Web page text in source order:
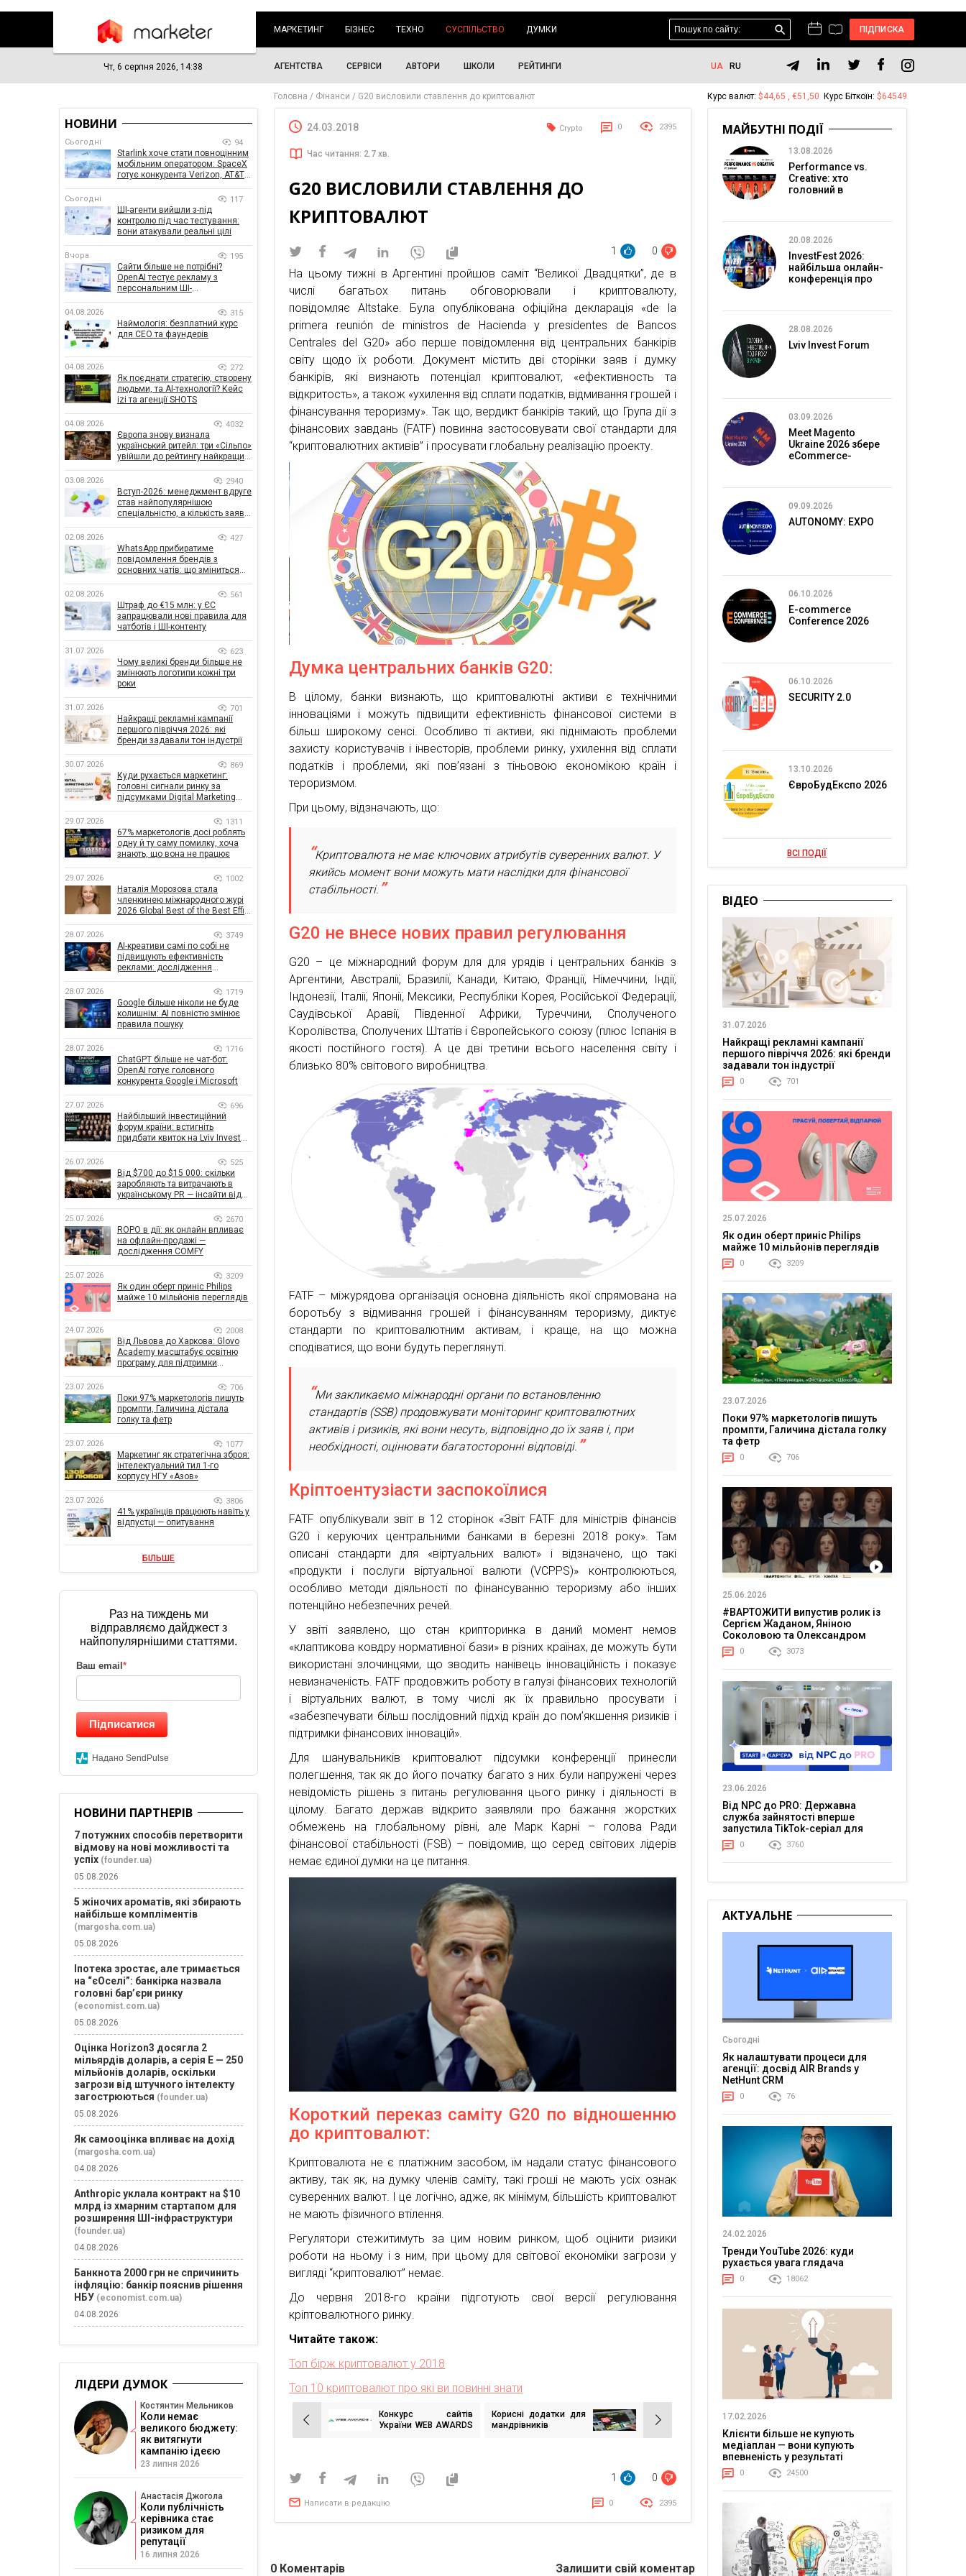
МАРКЕТИНГ БІЗНЕС ТЕХНО СУСПІЛЬСТВО ДУМКИ ПІДПИСКА
Чт, 6 серпня 2026, 14:38 АГЕНТСТВА СЕРВІСИ АВТОРИ ШКОЛИ РЕЙТИНГИ UA RU
Головна Фінанси G20 висловили ставлення до криптовалют
24.03.2018 Crypto 0 2395
Час читання: 2.7 хв.
G20 ВИСЛОВИЛИ СТАВЛЕННЯ ДО
КРИПТОВАЛЮТ
1 0
На цьому тижні в Аргентині пройшов саміт “Великої Двадцятки”, де в
числі багатьох питань обговорювали і криптовалюту,
повідомляє Аltstake. Була опублікована офіційна декларація «de la
primera reunión de ministros de Hacienda y presidentes de Bancos
Centrales del G20» або перше повідомлення від центральних банкірів
світу щодо їх роботи. Документ містить дві сторінки заяв і думку
банкірів, які визнають потенціал криптовалют, «ефективность та
відкритость», а також «ухилення від сплати податків, відмивання грошей і
фінансування тероризму». Так що, вердикт банкірів такий, що Група дії з
фінансових завдань (FATF) повинна застосовувати свої стандарти для
“криптовалютних активів” і просувати глобальну реалізацію проекту.
Думка центральних банків G20:
В цілому, банки визнають, що криптовалютні активи є технічними
інноваціями і можуть підвищити ефективність фінансової системи в
більш широкому сенсі. Особливо ті активи, які піднімають проблеми
захисту користувачів і інвесторів, проблеми ринку, ухилення від сплати
податків і проблеми, які пов’язані з тіньовою економікою країн і
тероризмом.
При цьому, відзначають, що:
Криптовалюта не має ключових атрибутів суверенних валют. У
якийсь момент вони можуть мати наслідки для фінансової
стабільності.
G20 не внесе нових правил регулювання
G20 – це міжнародний форум для для урядів і центральних банків з
Аргентини, Австралії, Бразилії, Канади, Китаю, Франції, Німеччини, Індії,
Індонезії, Італії, Японії, Мексики, Республіки Корея, Російської Федерації,
Саудівської Аравії, Південної Африки, Туреччини, Сполученого
Королівства, Сполучених Штатів і Європейського союзу (плюс Іспанія в
якості постійного гостя). А це дві третини всього населення світу і
близько 80% світового виробництва.
FATF – міжурядова організація основна діяльність якої спрямована на
боротьбу з відмивання грошей і фінансуванням тероризму, диктує
стандарти по криптовалютним активам, і краще, на що можна
сподіватися, що вони будуть переглянуті.
Ми закликаємо міжнародні органи по встановленню
стандартів (SSB) продовжувати моніторинг криптовалютних
активів і ризиків, які вони несуть, відповідно до їх заяв і, при
необхідності, оцінювати багатосторонні відповіді.
Кріптоентузіасти заспокоїлися
FATF опублікували звіт в 12 сторінок «Звіт FATF для міністрів фінансів
G20 і керуючих центральними банками в березні 2018 року». Там
описані стандарти для «віртуальних валют» і відзначено, що такі
«продукти і послуги віртуальної валюти (VCPPS)» контролюються,
особливо методи діяльності по фінансуванню тероризму або інших
потенційно небезпечних речей.
У звіті заявлено, що стан крипторинка в даний момент немов
«клаптикова ковдру нормативної бази» в різних країнах, де можуть бути
використані злочинцями, що зводить нанівець інноваційність і показує
невизначеність. FATF продовжить роботу в галузі фінансових технологій
і віртуальних валют, в тому числі як їх правильно просувати і
«забезпечувати більш послідовний підхід країн до пом’якшення ризиків і
підтримки фінансових інновацій».
Для шанувальників криптовалют підсумки конференції принесли
полегшення, так як до його початку багато з них були напружені через
невідомість рішень з питань регулювання цього ринку і діяльності в
цілому. Багато держав відкрито заявляли про бажання жорстких
обмежень на глобальному рівні, але Марк Карні – голова Ради
фінансової стабільності (FSB) – повідомив, що серед світових лідерів
немає єдиної думки на це питання.
Короткий переказ саміту G20 по відношенню
до криптовалют:
Криптовалюта не є платіжним засобом, їм надали статус фінансового
активу, так як, на думку членів саміту, такі гроші не мають усіх ознак
суверенних валют. І це логічно, адже, як мінімум, більшість криптовалют
не мають фізичного втілення.
Регулятори стежитимуть за цим новим ринком, щоб оцінити ризики
роботи на ньому і з ним, при цьому для світової економіки загрози у
вигляді “криптовалют” немає.
До червня 2018-го країни підготують свої версії регулювання
кріптовалютного ринку.
Читайте також:
Топ бірж криптовалют у 2018
Топ 10 криптовалют про які ви повинні знати
Навігація
записів
Конкурс сайтів
України WEB AWARDS
Корисні додатки для
мандрівників
1 0
Написати в редакцію 0 2395
0 Коментарів Залишити свій коментар
НОВИНИ
Сьогодні 94
Starlink хоче стати повноцінним
мобільним оператором: SpaceX
готує конкурента Verizon, AT&T і
Сьогодні 117
ШІ-агенти вийшли з-під
контролю під час тестування:
вони атакували реальні цілі
Вчора 195
Сайти більше не потрібні?
OpenAI тестує рекламу з
персональним ШІ-
04.08.2026 315
Наймологія: безплатний курс
для CEO та фаундерів
04.08.2026 272
Як поєднати стратегію, створену
людьми, та AI-технології? Кейс
izi та агенції SHOTS
04.08.2026 4032
Європа знову визнала
український ритейл: три «Сільпо»
увійшли до рейтингу найкращих
03.08.2026 2940
Вступ-2026: менеджмент вдруге
став найпопулярнішою
спеціальністю, а кількість заяв
02.08.2026 427
WhatsApp прибиратиме
повідомлення брендів з
основних чатів: що зміниться
02.08.2026 561
Штраф до €15 млн: у ЄС
запрацювали нові правила для
чатботів і ШІ-контенту
31.07.2026 623
Чому великі бренди більше не
змінюють логотипи кожні три
роки
31.07.2026 701
Найкращі рекламні кампанії
першого півріччя 2026: які
бренди задавали тон індустрії
30.07.2026 869
Куди рухається маркетинг:
головні сигнали ринку за
підсумками Digital Marketing
29.07.2026 1311
67% маркетологів досі роблять
одну й ту саму помилку, хоча
знають, що вона не працює
29.07.2026 1002
Наталія Морозова стала
членкинею міжнародного журі
2026 Global Best of the Best Effie
28.07.2026 3749
AI-креативи самі по собі не
підвищують ефективність
реклами: дослідження
впливає на ефективність
кампаній
28.07.2026 1719
Google більше ніколи не буде
колишнім: AI повністю змінює
правила пошуку
28.07.2026 1716
ChatGPT більше не чат-бот:
OpenAI готує головного
конкурента Google і Microsoft
27.07.2026 696
Найбільший інвестиційний
форум країни: встигніть
придбати квиток на Lviv Invest
26.07.2026 525
Від $700 до $15 000: скільки
заробляють та витрачають в
українському PR — інсайти від
25.07.2026 2670
ROPO в дії: як онлайн впливає
на офлайн-продажі —
дослідження COMFY
25.07.2026 3209
Як один оберт приніс Philips
майже 10 мільйонів переглядів
24.07.2026 2008
Від Львова до Харкова: Glovo
Academy масштабує освітню
програму для підтримки
23.07.2026 706
Поки 97% маркетологів пишуть
промпти, Галичина дістала
голку та фетр
23.07.2026 1077
Маркетинг як стратегічна зброя:
інтелектуальний тил 1-го
корпусу НГУ «Азов»
23.07.2026 3806
41% українців працюють навіть у
відпустці — опитування
БІЛЬШЕ
Раз на тиждень ми
відправляємо дайджест з
найпопулярнішими статтями.
Ваш email *
Підписатися
Надано SendPulse
НОВИНИ ПАРТНЕРІВ
7 потужних способів перетворити
відмову на нові можливості та
успіх (founder.ua)
05.08.2026
5 жіночих ароматів, які збирають
найбільше компліментів
(margosha.com.ua)
05.08.2026
Іпотека зростає, але тримається
на “єОселі”: банкірка назвала
головні бар’єри ринку
(economist.com.ua)
05.08.2026
Оцінка Horizon3 досягла 2
мільярдів доларів, а серія E — 250
мільйонів доларів, оскільки
загрози від штучного інтелекту
загострюються (founder.ua)
05.08.2026
Як самооцінка впливає на дохід
(margosha.com.ua)
04.08.2026
Anthropic уклала контракт на $10
млрд із хмарним стартапом для
розширення ШІ-інфраструктури
(founder.ua)
04.08.2026
Банкнота 2000 грн не спричинить
інфляцію: банкір пояснив рішення
НБУ (economist.com.ua)
04.08.2026
ЛІДЕРИ ДУМОК
Костянтин Мельников
Коли немає
великого бюджету:
як витягнути
кампанію ідеєю
23 липня 2026
Анастасія Джогола
Коли публічність
керівника стає
ризиком для
репутації
16 липня 2026
Курс валют: $44,65 , €51,50 Курс Біткоїн: $64549
МАЙБУТНІ ПОДІЇ
13.08.2026
Performance vs.
Creative: хто
головний в
20.08.2026
InvestFest 2026:
найбільша онлайн-
конференція про
28.08.2026
Lviv Invest Forum
03.09.2026
Meet Magento
Ukraine 2026 збере
eCommerce-
09.09.2026
AUTONOMY: EXPO
06.10.2026
E-commerce
Conference 2026
06.10.2026
SECURITY 2.0
13.10.2026
ЄвроБудЕкспо 2026
ВСІ ПОДІЇ
ВІДЕО
31.07.2026
Найкращі рекламні кампанії
першого півріччя 2026: які бренди
задавали тон індустрії
0 701
25.07.2026
Як один оберт приніс Philips
майже 10 мільйонів переглядів
0 3209
23.07.2026
Поки 97% маркетологів пишуть
промпти, Галичина дістала голку
та фетр
0 706
25.06.2026
#ВАРТОЖИТИ випустив ролик із
Сергієм Жаданом, Яніною
Соколовою та Олександром
Тереном про життя в постійній
напрузі
0 3073
23.06.2026
Від NPC до PRO: Державна
служба зайнятості вперше
запустила TikTok-серіал для
молоді
0 3760
АКТУАЛЬНЕ
Сьогодні
Як налаштувати процеси для
агенції: досвід AIR Brands у
NetHunt CRM
0 76
24.02.2026
Тренди YouTube 2026: куди
рухається увага глядача
0 18062
17.02.2026
Клієнти більше не купують
медіаплан — вони купують
впевненість у результаті
0 24500